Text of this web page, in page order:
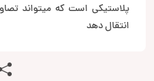
انتقال دهد